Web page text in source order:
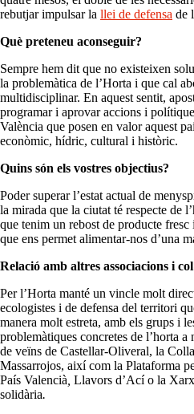
rebutjar impulsar la llei de defensa de
Què preteneu aconseguir?
Sempre hem dit que no existeixen
la problemàtica de l’Horta i que cal
multidisciplinar. En aquest sentit,
programar i aprovar accions i
València que posen en valor aquest
econòmic, hídric, cultural i històric.
Quins són els vostres objectius?
Poder superar l’estat actual de
la mirada que la ciutat té respecte de
que tenim un rebost de producte
que ens permet alimentar-nos d’una
Relació amb altres associacions i
Per l’Horta manté un vincle molt
ecologistes i de defensa del territori
manera molt estreta, amb els grups i
problemàtiques concretes de l’horta
de veïns de Castellar-Oliveral, la
Massarrojos, així com la Plataforma
País Valencià, Llavors d’Ací o la
solidària.